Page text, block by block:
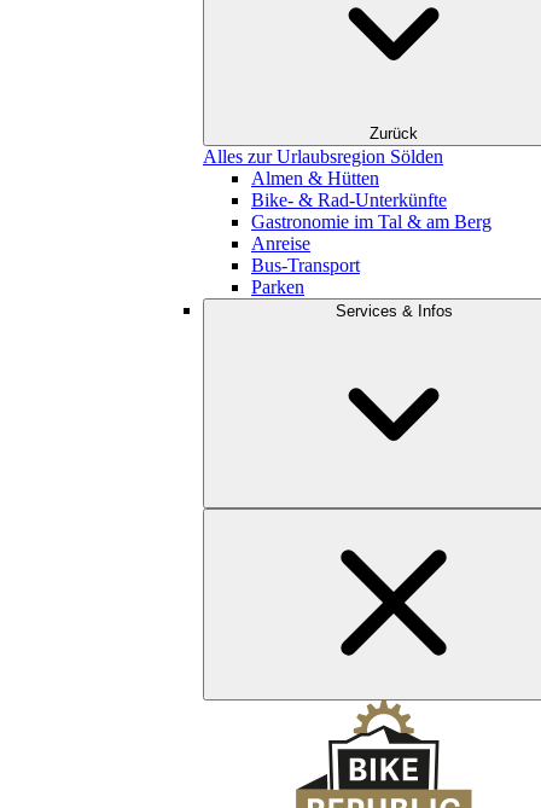
Zurück
Alles zur Urlaubsregion Sölden
Almen & Hütten
Bike- & Rad-Unterkünfte
Gastronomie im Tal & am Berg
Anreise
Bus-Transport
Parken
Services & Infos